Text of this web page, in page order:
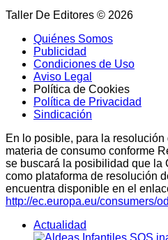
Taller De Editores © 2026
Quiénes Somos
Publicidad
Condiciones de Uso
Aviso Legal
Política de Cookies
Política de Privacidad
Sindicación
En lo posible, para la
materia de consumo conforme
se buscará la posibilidad que la
como plataforma de resolución
encuentra disponible en el
http://ec.europa.eu/consumers/
Actualidad